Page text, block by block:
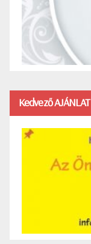
Kedvező AJÁNLAT